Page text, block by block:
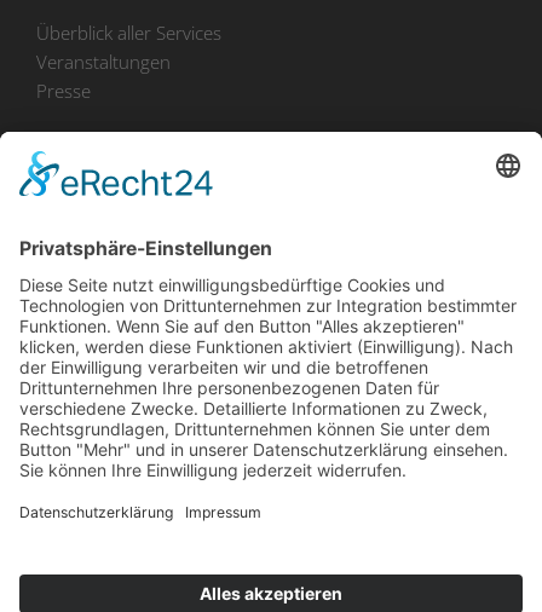
Überblick aller Services
Veranstaltungen
Presse
Bekanntmachungen
Zu uns
Unser Team
Arbeiten bei Innovation Salzburg
Anfahrt
Die Innovation Salzburg GmbH ist ein Unternehmen von
Salzburg und Industriellenvereinigung Salzburg.